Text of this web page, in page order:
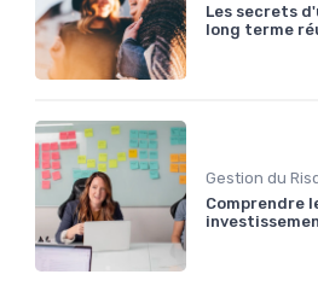
Les secrets
long terme
Comprendre